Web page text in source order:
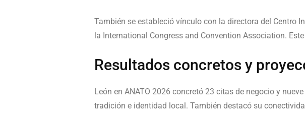
También se estableció vínculo con la directora del Centro
la International Congress and Convention Association.
Resultados concretos y
León en ANATO 2026 concretó 23 citas de negocio y
tradición e identidad local. También destacó su